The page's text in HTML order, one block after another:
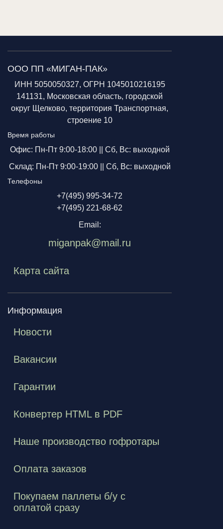
ООО ПП «МИГАН-ПАК»
ИНН 5050050327, ОГРН 1045010216195
141131, Московская область, городской
округ Щелково, территория Транспортная,
строение 10
Время работы
Офис: Пн-Пт 9:00-18:00 || Сб, Вс: выходной
Склад: Пн-Пт 9:00-19:00 || Сб, Вс: выходной
Телефоны
+7(495) 995-34-72
+7(495) 221-68-62
Email:
miganpak@mail.ru
Карта сайта
Информация
Новости
Вакансии
Гарантии
Конвертер HTML в PDF
Наше производство гофротары
Оплата заказов
Покупаем паллеты б/у с
оплатой сразу